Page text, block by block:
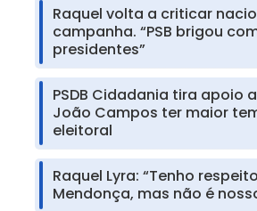
Raquel volta a criticar
campanha. “PSB brigou
presidentes”
PSDB Cidadania tira apoio
João Campos ter maior
eleitoral
Raquel Lyra: “Tenho
Mendonça, mas não é